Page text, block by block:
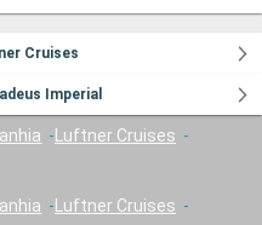
Cruises
Imperial
Luftner Cruises
Luftner Cruises